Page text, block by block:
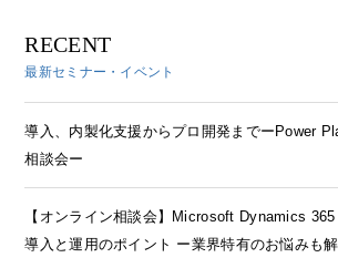
RECENT
最新セミナー・イベント
導入、内製化支援からプロ開発までーPower
相談会ー
【オンライン相談会】Microsoft Dynamics
導入と運用のポイント ー業界特有のお悩みも